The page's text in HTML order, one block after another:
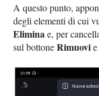
A questo punto,
degli elementi di cui
Eliminae, per
sul bottoneRimuovi